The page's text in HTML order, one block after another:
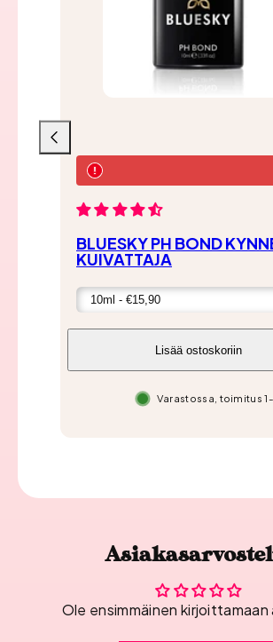
BLUESKY PH BOND
KUIVATTAJA
Lisää ostoskoriin
Varastossa, toimitus
Liu'uta
vasemmalle
Ole ensimmäinen